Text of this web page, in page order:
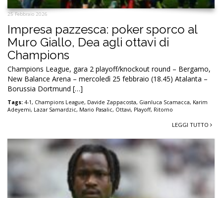
25 Febbraio 2026
Impresa pazzesca: poker sporco al
Muro Giallo, Dea agli ottavi di
Champions
Champions League, gara 2 playoff/knockout round – Bergamo,
New Balance Arena – mercoledì 25 febbraio (18.45) Atalanta –
Borussia Dortmund […]
Tags: 4-1, Champions League, Davide Zappacosta, Gianluca Scamacca, Karim
Adeyemi, Lazar Samardzic, Mario Pasalic, Ottavi, Playoff, Ritorno
LEGGI TUTTO